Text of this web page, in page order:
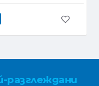
разглеждани